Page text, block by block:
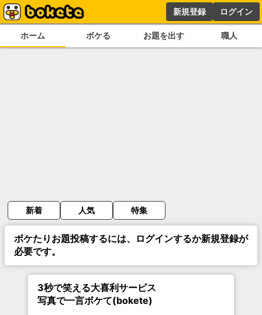
新規登録 ログイン
ホーム ボケる お題を出す 職人
新着 人気 特集
ボケたりお題投稿するには、ログインするか新規登録が
必要です。
3秒で笑える大喜利サービス
写真で一言ボケて(bokete)